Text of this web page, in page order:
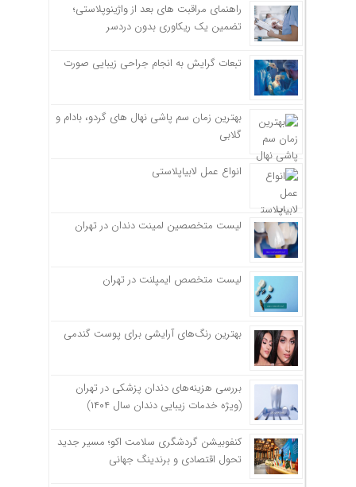
راهنمای مراقبت های بعد از واژینوپلاستی؛
تضمین یک ریکاوری بدون دردسر
تبعات گرایش به انجام جراحی زیبایی صورت
بهترین زمان سم پاشی نهال های گردو، بادام و
گلابی
انواع عمل لابیاپلاستی
لیست متخصصین لمینت دندان در تهران
لیست متخصص ایمپلنت در تهران
بهترین رنگ‌های آرایشی برای پوست گندمی
بررسی هزینه‌های دندان پزشکی در تهران
(ویژه خدمات زیبایی دندان سال ۱۴۰۴)
کنفوبیشن گردشگری سلامت اکو؛ مسیر جدید
تحول اقتصادی و برندینگ جهانی